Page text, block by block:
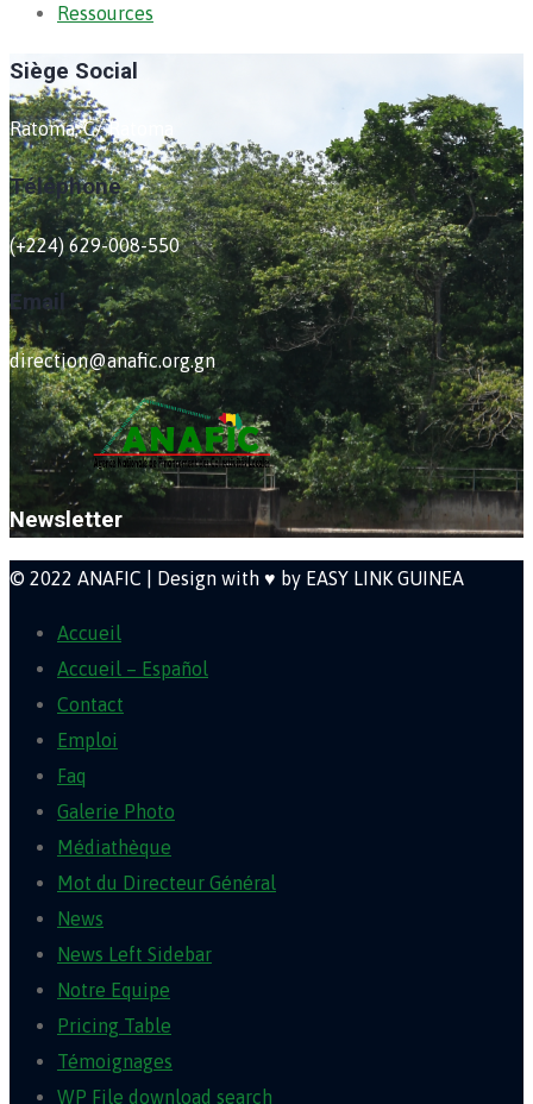
Ressources
Siège Social
Ratoma, C/ Ratoma
Téléphone
(+224) 629-008-550
Email
direction@anafic.org.gn
Newsletter
© 2022 ANAFIC | Design with ♥ by EASY LINK GUINEA
Accueil
Accueil – Español
Contact
Emploi
Faq
Galerie Photo
Médiathèque
Mot du Directeur Général
News
News Left Sidebar
Notre Equipe
Pricing Table
Témoignages
WP File download search